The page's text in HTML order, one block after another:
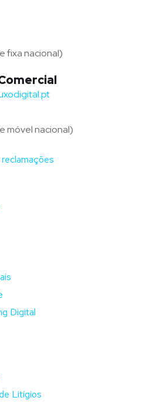
fixa nacional)
móvel nacional)
Digital
Litígios